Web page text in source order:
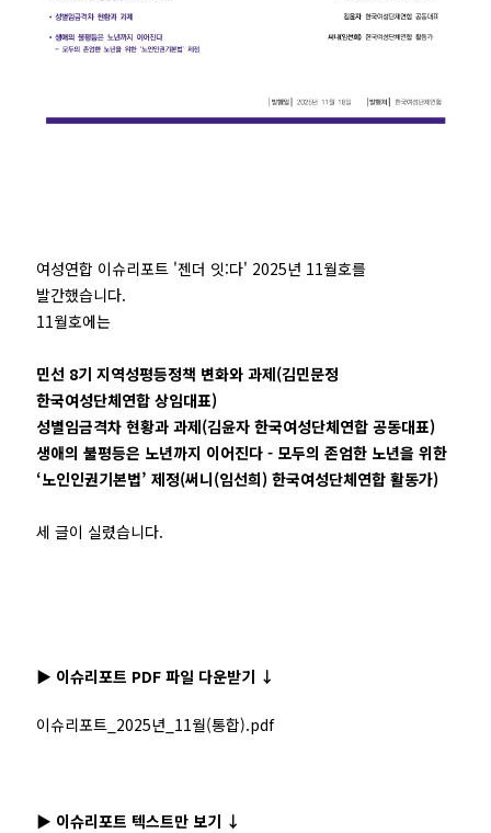
여성연합 이슈리포트 '젠더 잇:다' 2025년 11월호를
발간했습니다.
11월호에는
민선 8기 지역성평등정책 변화와 과제(김민문정
한국여성단체연합 상임대표)
성별임금격차 현황과 과제(김윤자 한국여성단체연합 공동대표)
생애의 불평등은 노년까지 이어진다 - 모두의 존엄한 노년을 위한
‘노인인권기본법’ 제정(써니(임선희) 한국여성단체연합 활동가)
세 글이 실렸습니다.
▶️ 이슈리포트 PDF 파일 다운받기 ↓
이슈리포트_2025년_11월(통합).pdf
▶️ 이슈리포트 텍스트만 보기 ↓